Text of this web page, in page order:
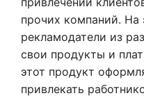
прочих компаний. На
рекламодатели из
свои продукты и
этот продукт
привлекать